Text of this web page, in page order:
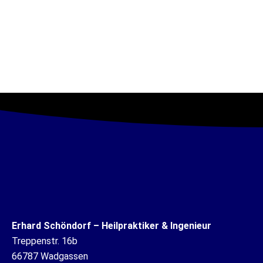
Erhard Schöndorf – Heilpraktiker & Ingenieur
Treppenstr. 16b
66787 Wadgassen